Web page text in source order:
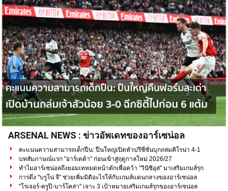
ARSENAL NEWS : ข่าวอัพเดทของอาร์เซน่อล
คะแนนความสามารถเด็กปืน: ปืนใหญ่เปิดหัวปรีซีซั่นบุกถล่มคิโรน่า 4-1
บทสัมภาษณ์แรก "อาร์เตต้า" ก่อนเข้าสู่ฤดูกาลใหม่ 2026/27
ทำไมอาร์เซน่อลถึงยอมเทหมดหน้าตักเพื่อคว้า "วินิซิอุส" มาเสริมเกมส์รุก
การดึง "บรูโน่ จี" ช่วยเพิ่มมิติอะไรให้กับเกมส์แดนกลางของอาร์เซน่อล
"โรเจอร์-ครูปี-บาร์โคล่า" เจาะ 3 เป้าหมายเสริมเกมส์รุกของอาร์เซน่อล